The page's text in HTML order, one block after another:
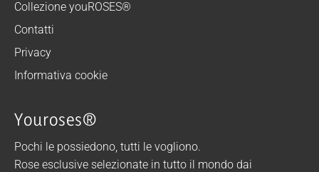
Collezione youROSES®
Contatti
Privacy
Informativa cookie
Youroses®
Pochi le possiedono, tutti le vogliono.
Rose esclusive selezionate in tutto il mondo dai